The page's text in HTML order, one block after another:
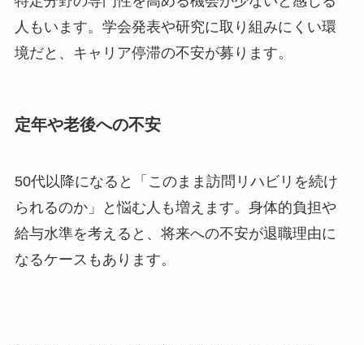
人もいます。学会発表や研究に取り組みにくい環
境だと、キャリア停滞の不安が募ります。
定年や老後への不安
50代以降になると「このまま訪問リハビリを続け
られるのか」と悩む人も増えます。身体的負担や
給与水準を考えると、将来への不安が退職理由に
なるケースもあります。